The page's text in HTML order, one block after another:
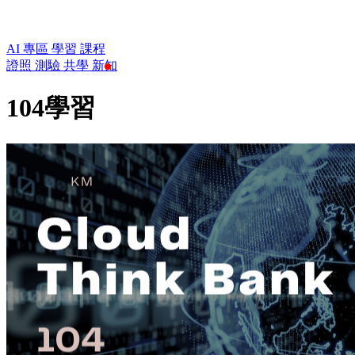
AI 專區 學習 課程
證照 測驗 共學 新知
104學習